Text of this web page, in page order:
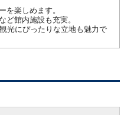
を楽しめます。
ど館内施設も充実。
光にぴったりな立地も魅力で